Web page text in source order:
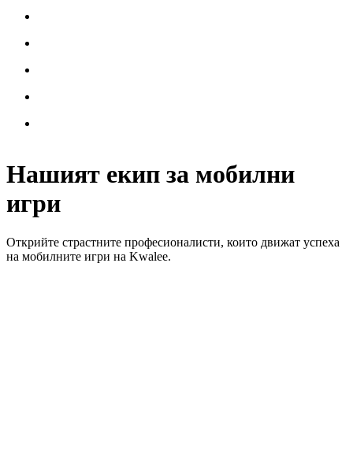
Нашият екип за мобилни
игри
Открийте страстните професионалисти, които движат успеха
на мобилните игри на Kwalee.